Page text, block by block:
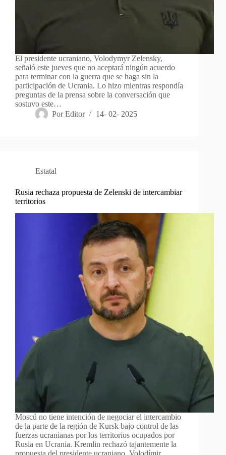
El presidente ucraniano, Volodymyr Zelensky,
señaló este jueves que no aceptará ningún acuerdo
para terminar con la guerra que se haga sin la
participación de Ucrania. Lo hizo mientras respondía
preguntas de la prensa sobre la conversación que
sostuvo este…
Por Editor 14- 02- 2025
Estatal
Rusia rechaza propuesta de Zelenski de intercambiar
territorios
Moscú no tiene intención de negociar el intercambio
de la parte de la región de Kursk bajo control de las
fuerzas ucranianas por los territorios ocupados por
Rusia en Ucrania. Kremlin rechazó tajantemente la
propuesta del presidente ucraniano, Volodímir